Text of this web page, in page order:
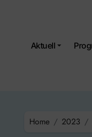
Aktuell
Home 2023